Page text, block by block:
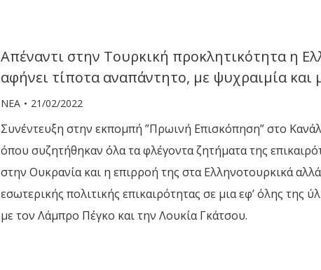
Απέναντι στην Τουρκική προκλητικότητα η
αφήνει τίποτα αναπάντητο, με ψυχραιμία και
ΝΕΑ 21/02/2022
Συνέντευξη στην εκπομπή ”Πρωινή Επισκόπηση” στο
όπου συζητήθηκαν όλα τα φλέγοντα ζητήματα της
στην Ουκρανία και η επιρροή της στα Ελληνοτουρκικά
εσωτερικής πολιτικής επικαιρότητας σε μια εφ’ όλης της
με τον Λάμπρο Πέγκο και την Λουκία Γκάτσου.